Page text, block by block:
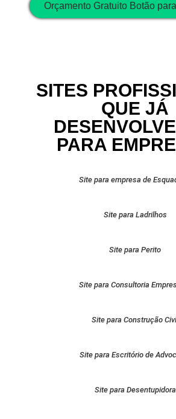
Orçamento Gratuito Botão
SITES
QUE JÁ
PARA
Site para empresa de
Site para Ladrilhos
Site para Perito
Site para Consultoria
Site para Construção
Site para Escritório de
Site para Desentupidora